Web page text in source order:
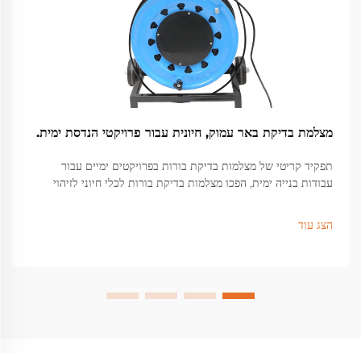
מצלמת בדיקת באר עמוק, חיונית עבור פרויקטי הנדסת ימית.
תפקיד קריטי של מצלמות בדיקת בורות בפרויקטים ימיים עבור
עבודות בנייה ימית, הפכו מצלמות בדיקת בורות לכלי חיוני לזיהוי
הצג עוד